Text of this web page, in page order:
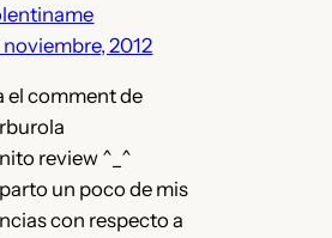
noviembre, 2012
el comment de
review ^_^
un poco de mis
con respecto a